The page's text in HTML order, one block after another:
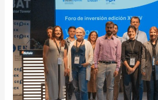
la
XXXIV
Edición
del
Foro
de
Inversión